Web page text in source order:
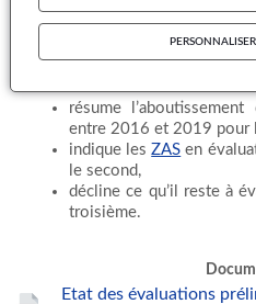
une évaluation préliminaire
dispose pas de station éligible
résume
entre 2016 et 2019 pour
indique lesZAS en
le second,
décline ce qu’il reste à
troisième.
Etat des évaluations